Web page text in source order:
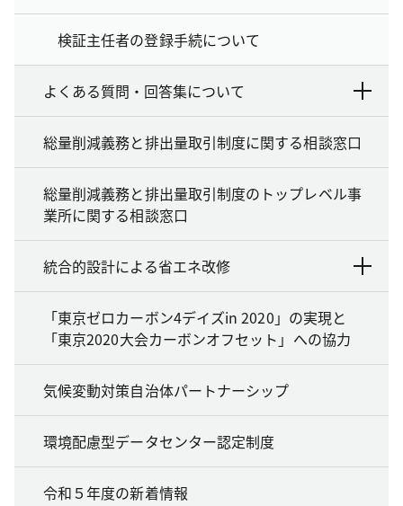
検証主任者の登録手続について
よくある質問・回答集について
総量削減義務と排出量取引制度に関する相談窓口
総量削減義務と排出量取引制度のトップレベル事
業所に関する相談窓口
統合的設計による省エネ改修
「東京ゼロカーボン4デイズin 2020」の実現と
「東京2020大会カーボンオフセット」への協力
気候変動対策自治体パートナーシップ
環境配慮型データセンター認定制度
令和５年度の新着情報